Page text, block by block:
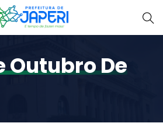
Outubro De